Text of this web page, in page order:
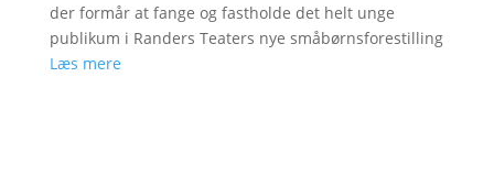
der formår at fange og fastholde det helt unge
publikum i Randers Teaters nye småbørnsforestilling
Læs mere